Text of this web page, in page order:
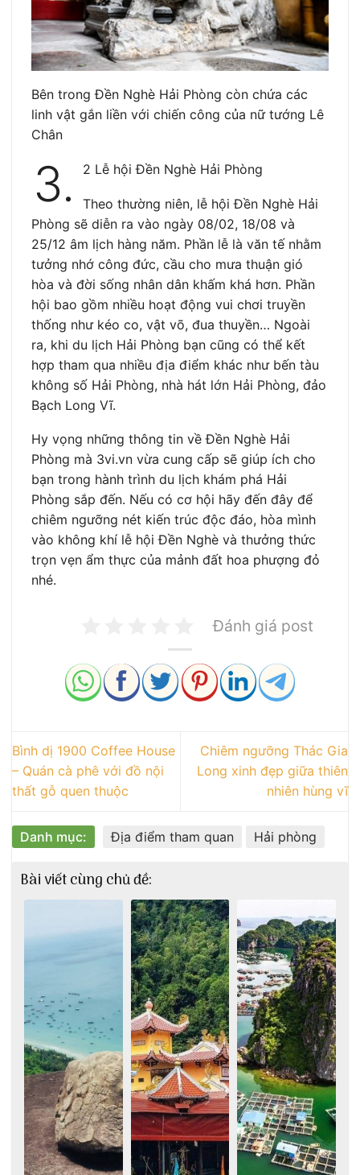
Bên trong Đền Nghè Hải Phòng còn chứa các
linh vật gắn liền với chiến công của nữ tướng Lê
Chân
3. 2 Lễ hội Đền Nghè Hải Phòng
Theo thường niên, lễ hội Đền Nghè Hải
Phòng sẽ diễn ra vào ngày 08/02, 18/08 và
25/12 âm lịch hàng năm. Phần lễ là văn tế nhằm
tưởng nhớ công đức, cầu cho mưa thuận gió
hòa và đời sống nhân dân khấm khá hơn. Phần
hội bao gồm nhiều hoạt động vui chơi truyền
thống như kéo co, vật võ, đua thuyền… Ngoài
ra, khi du lịch Hải Phòng bạn cũng có thể kết
hợp tham qua nhiều địa điểm khác như bến tàu
không số Hải Phòng, nhà hát lớn Hải Phòng, đảo
Bạch Long Vĩ.
Hy vọng những thông tin về Đền Nghè Hải
Phòng mà 3vi.vn vừa cung cấp sẽ giúp ích cho
bạn trong hành trình du lịch khám phá Hải
Phòng sắp đến. Nếu có cơ hội hãy đến đây để
chiêm ngưỡng nét kiến trúc độc đáo, hòa mình
vào không khí lễ hội Đền Nghè và thưởng thức
trọn vẹn ẩm thực của mảnh đất hoa phượng đỏ
nhé.
Đánh giá post
Bình dị 1900 Coffee House
– Quán cà phê với đồ nội
thất gỗ quen thuộc
Chiêm ngưỡng Thác Gia
Long xinh đẹp giữa thiên
nhiên hùng vĩ
Danh mục: Địa điểm tham quan Hải phòng
Bài viết cùng chủ đề: